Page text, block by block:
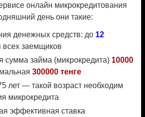
онлайн микрокредитования
день они такие:
денежных средств: до 12
всех заемщиков
сумма займа (микрокредита) 10000
300000 тенге
лет — такой возраст необходим
микрокредита
эффективная ставка